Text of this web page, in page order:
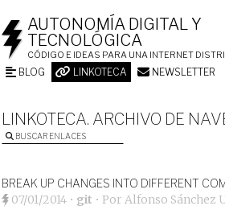
AUTONOMÍA DIGITAL Y
TECNOLÓGICA
CÓDIGO E IDEAS PARA UNA INTERNET
BLOG LINKOTECA NEWSLETTER
LINKOTECA. ARCHIVO DE
BUSCAR ENLACES
BREAK UP CHANGES INTO DIFFERENT
07/01/2014 • git • PorAlfonso Sánchez